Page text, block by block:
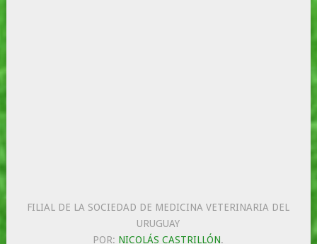
FILIAL DE LA SOCIEDAD DE MEDICINA VETERINARIA DEL
URUGUAY
POR: NICOLÁS CASTRILLÓN.